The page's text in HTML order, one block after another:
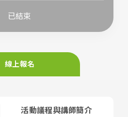
活動議程與講師簡介
已結束
線上報名